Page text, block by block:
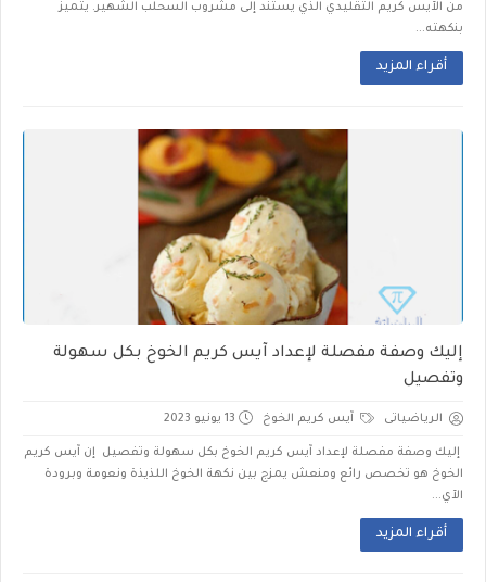
من الآيس كريم التقليدي الذي يستند إلى مشروب السحلب الشهير. يتميز
بنكهته...
أقراء المزيد
إليك وصفة مفصلة لإعداد آيس كريم الخوخ بكل سهولة
وتفصيل
الرياضياتى آيس كريم الخوخ 13 يونيو 2023
إليك وصفة مفصلة لإعداد آيس كريم الخوخ بكل سهولة وتفصيل إن آيس كريم
الخوخ هو تخصص رائع ومنعش يمزج بين نكهة الخوخ اللذيذة ونعومة وبرودة
الآي...
أقراء المزيد